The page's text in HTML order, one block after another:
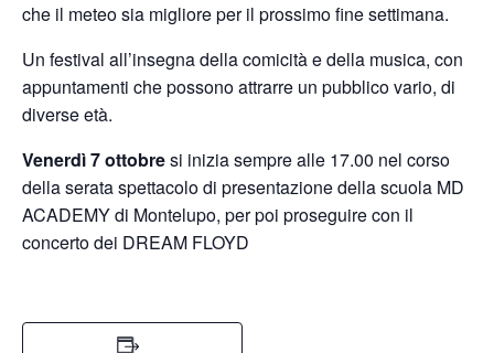
che il meteo sia migliore per il prossimo fine settimana.
Un festival all’insegna della comicità e della musica, con
appuntamenti che possono attrarre un pubblico vario, di
diverse età.
Venerdì 7 ottobresi inizia sempre alle 17.00 nel corso
della serata spettacolo di presentazione della scuola MD
ACADEMY di Montelupo, per poi proseguire con il
concerto dei DREAM FLOYD